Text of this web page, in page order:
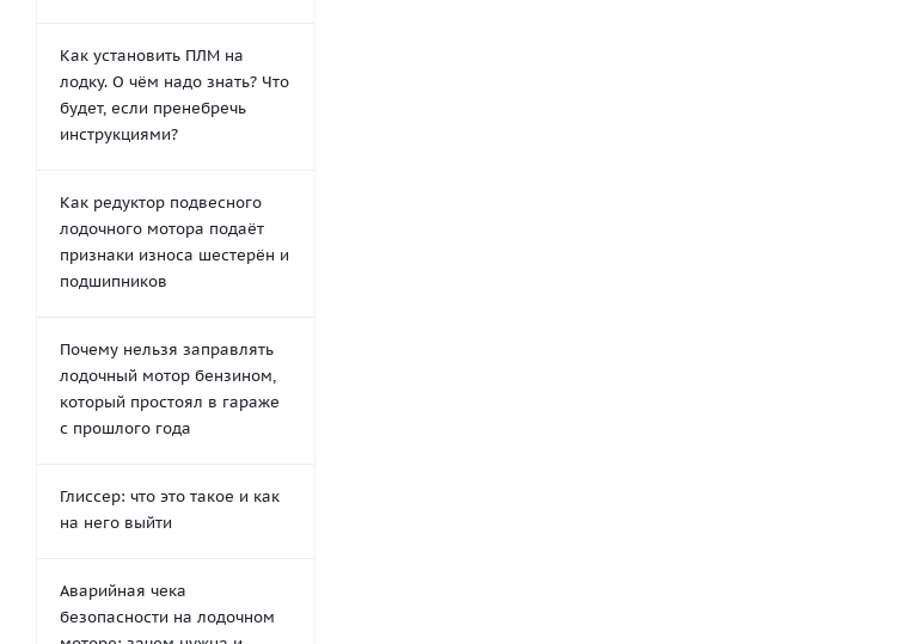
Как установить ПЛМ на
лодку. О чём надо знать? Что
будет, если пренебречь
инструкциями?
Как редуктор подвесного
лодочного мотора подаёт
признаки износа шестерён и
подшипников
Почему нельзя заправлять
лодочный мотор бензином,
который простоял в гараже
с прошлого года
Глиссер: что это такое и как
на него выйти
Аварийная чека
безопасности на лодочном